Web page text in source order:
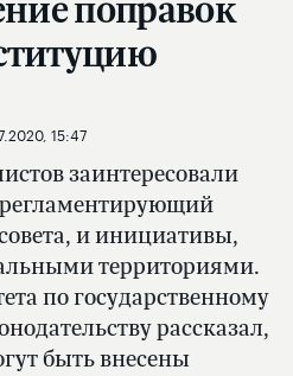
заинтересовали
и инициативы,
территориями.
по государственному
рассказал,
быть внесены
15:47